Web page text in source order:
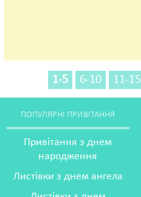
1-5 6-10 11-15
ПОПУЛЯРНІ ПРИВІТАННЯ
Привітання з днем
народження
Листівки з днем ангела